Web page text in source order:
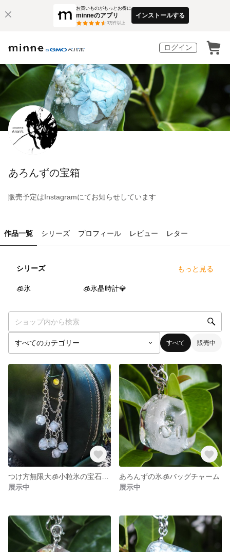
お買いものがもっとお得に
minneのアプリ
3万件以上
インストールする
ログイン
あろんずの宝箱
販売予定はInstagramにてお知らせしています
作品一覧 シリーズ プロフィール レビュー レター
シリーズ もっと見る
🧊氷 🧊氷晶時計💎
すべて 販売中
展示中
あろんずの氷🧊バッグチャーム
展示中